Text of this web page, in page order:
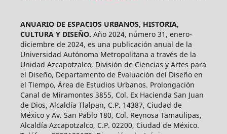
ANUARIO DE ESPACIOS URBANOS, HISTORIA,
CULTURA Y DISEÑO. Año 2024, número 31, enero-
diciembre de 2024, es una publicación anual de la
Universidad Autónoma Metropolitana a través de la
Unidad Azcapotzalco, División de Ciencias y Artes para
el Diseño, Departamento de Evaluación del Diseño en
el Tiempo, Área de Estudios Urbanos. Prolongación
Canal de Miramontes 3855, Col. Ex Hacienda San Juan
de Dios, Alcaldía Tlalpan, C.P. 14387, Ciudad de
México y Av. San Pablo 180, Col. Reynosa Tamaulipas,
Alcaldía Azcapotzalco, C.P. 02200, Ciudad de México.